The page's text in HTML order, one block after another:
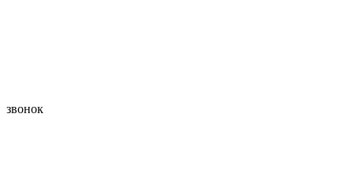
звонок